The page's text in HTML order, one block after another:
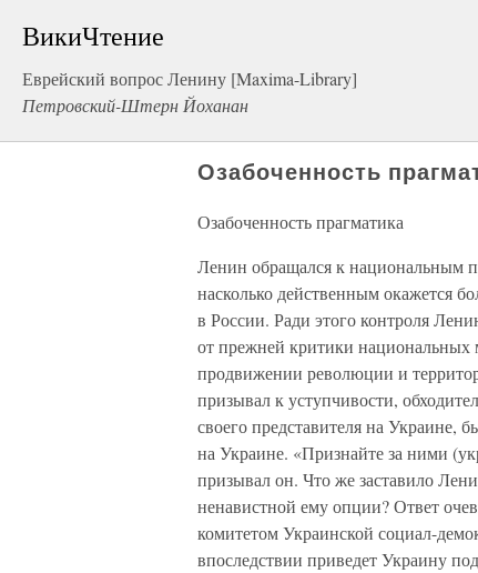
ВикиЧтение
Еврейский вопрос Ленину [Maxima-Library]
Петровский-Штерн Йоханан
Озабоченность
Озабоченность прагматика
Ленин обращался к национальным
насколько действенным окажется
в России. Ради этого контроля
от прежней критики национальных
продвижении революции и
призывал к уступчивости,
своего представителя на Украине,
на Украине. «Признайте за ними
призывал он. Что же заставило
ненавистной ему опции? Ответ
комитетом Украинской социал-
впоследствии приведет Украину